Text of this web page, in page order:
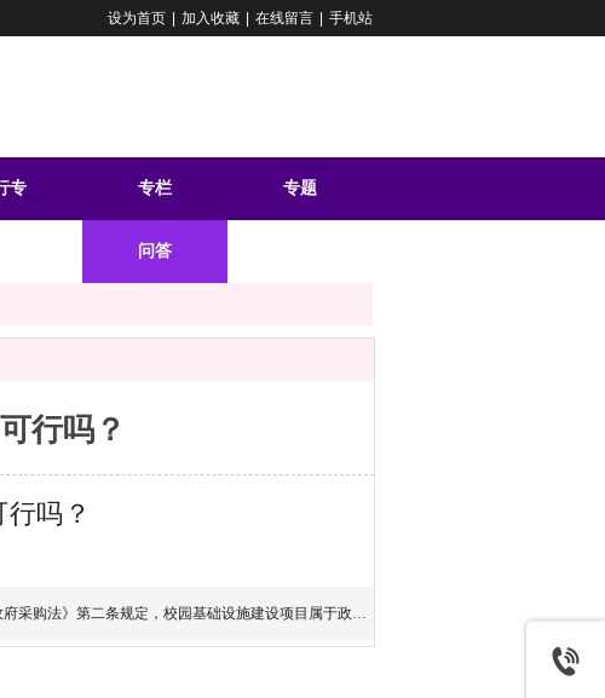
设为首页 加入收藏 在线留言 手机站
专 专栏 专题
问答
行吗？
吗？
采购法》第二条规定，校园基础设施建设项目属于政府采